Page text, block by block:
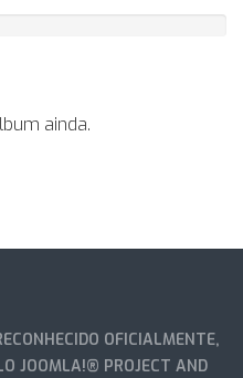
ainda.
OFICIALMENTE,
JOOMLA!® PROJECT AND